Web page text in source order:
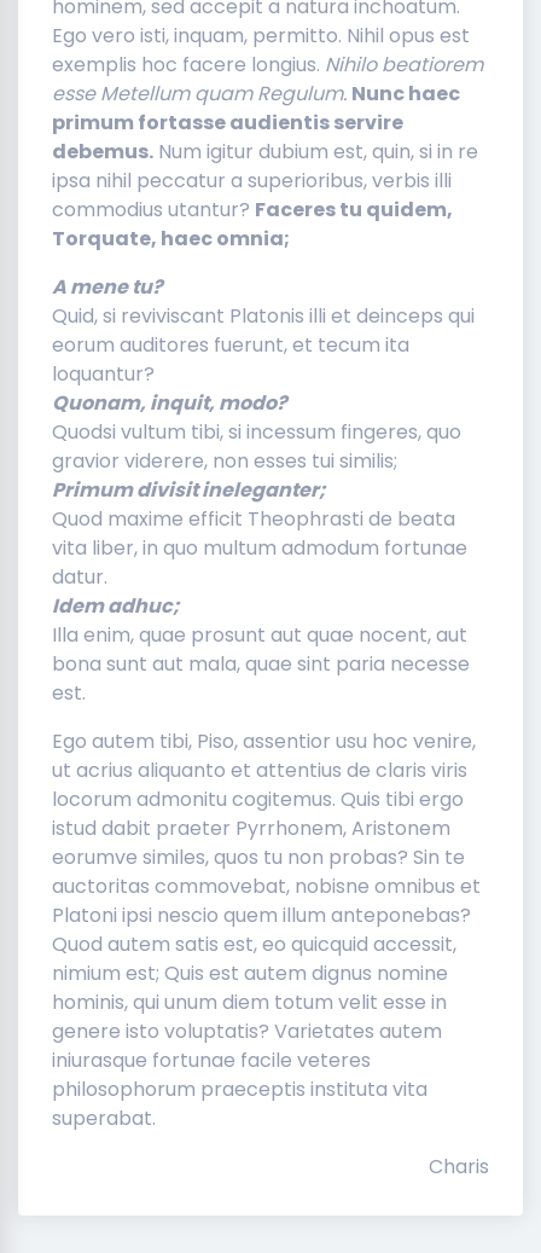
hominem, sed accepit a natura inchoatum.
Ego vero isti, inquam, permitto. Nihil opus est
exemplis hoc facere longius. Nihilo beatiorem
esse Metellum quam Regulum. Nunc haec
primum fortasse audientis servire
debemus. Num igitur dubium est, quin, si in re
ipsa nihil peccatur a superioribus, verbis illi
commodius utantur? Faceres tu quidem,
Torquate, haec omnia;
A mene tu?
Quid, si reviviscant Platonis illi et deinceps qui
eorum auditores fuerunt, et tecum ita
loquantur?
Quonam, inquit, modo?
Quodsi vultum tibi, si incessum fingeres, quo
gravior viderere, non esses tui similis;
Primum divisit ineleganter;
Quod maxime efficit Theophrasti de beata
vita liber, in quo multum admodum fortunae
datur.
Idem adhuc;
Illa enim, quae prosunt aut quae nocent, aut
bona sunt aut mala, quae sint paria necesse
est.
Ego autem tibi, Piso, assentior usu hoc venire,
ut acrius aliquanto et attentius de claris viris
locorum admonitu cogitemus. Quis tibi ergo
istud dabit praeter Pyrrhonem, Aristonem
eorumve similes, quos tu non probas? Sin te
auctoritas commovebat, nobisne omnibus et
Platoni ipsi nescio quem illum anteponebas?
Quod autem satis est, eo quicquid accessit,
nimium est; Quis est autem dignus nomine
hominis, qui unum diem totum velit esse in
genere isto voluptatis? Varietates autem
iniurasque fortunae facile veteres
philosophorum praeceptis instituta vita
superabat.
Charis